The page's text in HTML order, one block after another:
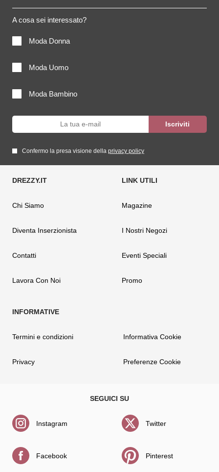
A cosa sei interessato?
Moda Donna
Moda Uomo
Moda Bambino
Confermo la presa visione della privacy policy
Chi Siamo
Diventa Inserzionista
Contatti
Lavora Con Noi
Magazine
I Nostri Negozi
Eventi Speciali
Promo
Termini e condizioni
Privacy
Informativa Cookie
Preferenze Cookie
Instagram
Facebook
Twitter
Pinterest